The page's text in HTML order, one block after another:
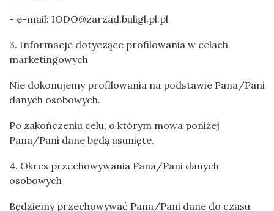
- e-mail: IODO@zarzad.buligl.pl.pl
3. Informacje dotyczące profilowania w celach
marketingowych
Nie dokonujemy profilowania na podstawie Pana/Pani
danych osobowych.
Po zakończeniu celu, o którym mowa poniżej
Pana/Pani dane będą usunięte.
4. Okres przechowywania Pana/Pani danych
osobowych
Będziemy przechowywać Pana/Pani dane do czasu